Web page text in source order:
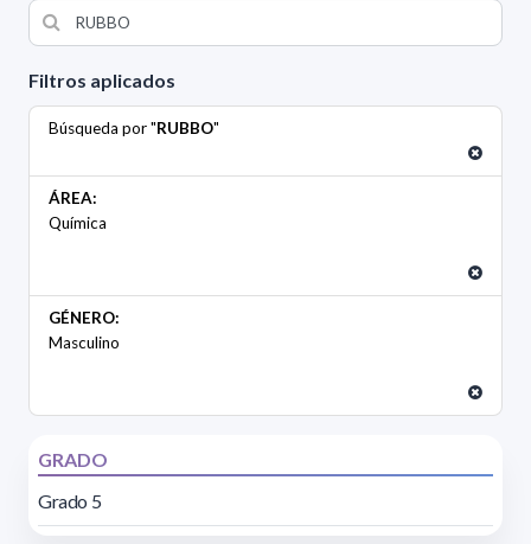
Filtros aplicados
Búsqueda por "RUBBO"
ÁREA:
Química
GÉNERO:
Masculino
GRADO
Grado 5